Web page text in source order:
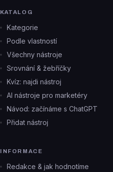
KATALOG
Kategorie
Podle vlastností
Všechny nástroje
Srovnání & žebříčky
Kvíz: najdi nástroj
AI nástroje pro marketéry
Návod: začínáme s ChatGPT
Přidat nástroj
INFORMACE
Redakce & jak hodnotíme